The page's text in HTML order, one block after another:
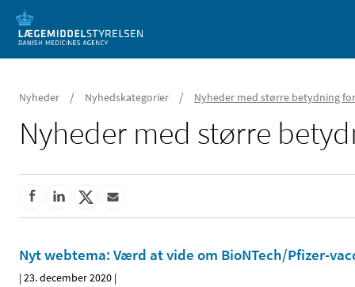
Mobil visning
Nyheder / Nyhedskategorier / Nyheder med større betydning
Nyheder med større
Nyt webtema: Værd at vide om BioNTech/Pfizer-
|23. december 2020 |